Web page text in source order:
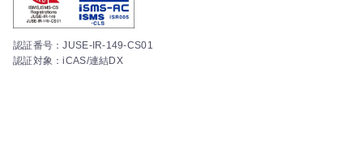
認証番号：JUSE-IR-149-CS01
認証対象：iCAS/連結DX